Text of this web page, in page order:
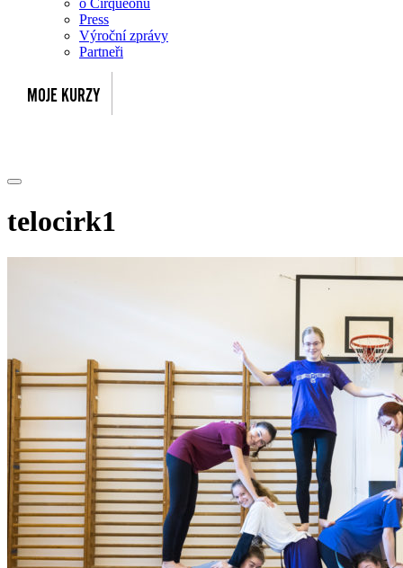
o Cirqueonu
Press
Výroční zprávy
Partneři
telocirk1